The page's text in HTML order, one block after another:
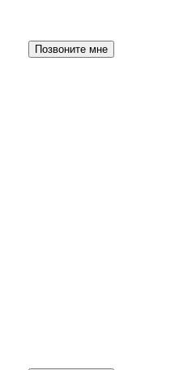
Позвоните мне